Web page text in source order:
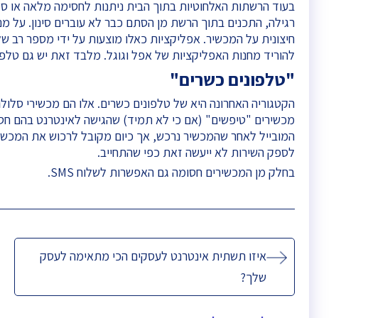
בעוד הרשתות האלחוטיות בתוך הבית ניתנות לחסימה מלאה
רגילה, התכנים בתוך הרשת מן הסתם כבר לא עוברים סינון. על
חיצונית על המכשיר. אפליקציות כאלו מוצעות על ידי מספר רב
להוריד מחנות האפליקציות של אפל וגוגל. מלבד זאת יש גם
"טלפונים כשרים"
הקטגוריה האחרונה היא של טלפונים כשרים. אלו הם מכשירי
מכשירים "טיפשים" (אם כי לא תמיד) שהגישה לאינטרנט בהם
המובייל לאחר שהמכשיר נרכש, אך כיום מקובל לרכוש את
לספק השירות לא ייעשה זאת כפי שהתחייב.
בחלק מן המכשירים חסומה גם האפשרות לשלוח SMS.
ניווטאיזו תשתית אינטרנט לעסקים הכי מתאימה לעסק
שלך?